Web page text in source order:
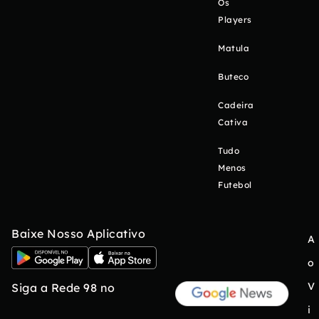
Os
Players
Matula
Buteco
Cadeira
Cativa
Tudo
Menos
Futebol
Baixe Nosso Aplicativo
Siga a Rede 98 no
A
o
V
i